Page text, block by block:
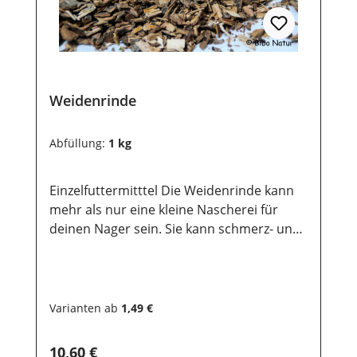
Weidenrinde
Abfüllung: 1 kg
Einzelfuttermitttel Die Weidenrinde kann
mehr als nur eine kleine Nascherei für
deinen Nager sein. Sie kann schmerz- und
Flavonglykoside, Gerbstoffe, Wachs,
SalicaseZusammensetzung: Weidenrinde,
Varianten ab 1,49 €
Regulärer Preis:
10,60 €